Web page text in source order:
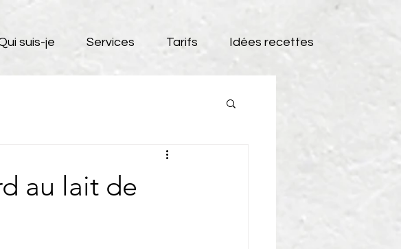
suis-je Services Tarifs Idées recettes
au lait de